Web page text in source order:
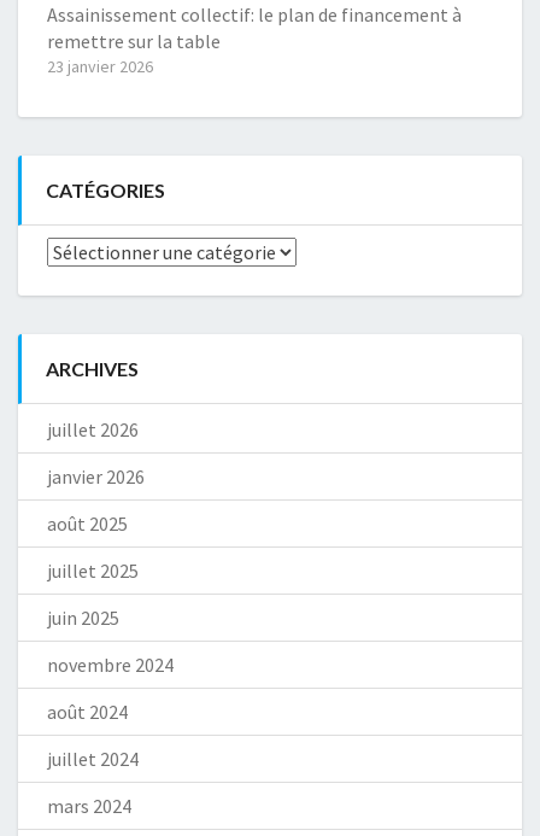
Assainissement collectif: le plan de financement à
remettre sur la table
23 janvier 2026
CATÉGORIES
Catégories
ARCHIVES
juillet 2026
janvier 2026
août 2025
juillet 2025
juin 2025
novembre 2024
août 2024
juillet 2024
mars 2024